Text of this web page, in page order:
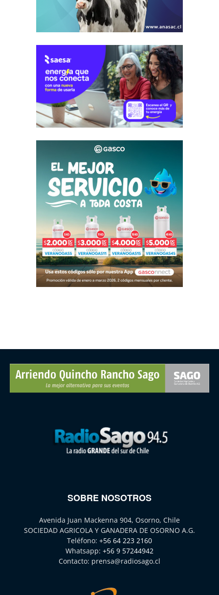
SOBRE NOSOTROS
Avenida Juan Mackenna 904, Osorno, Chile
SOCIEDAD AGRICOLA Y GANADERA DE OSORNO A.G.
Teléfono: +56 64 223 2160
Whatsapp: +56 9 57244942
Contacto: prensa@radiosago.cl